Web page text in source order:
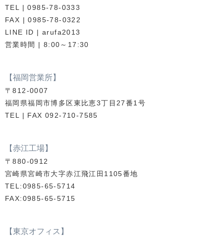
TEL | 0985-78-0333
FAX | 0985-78-0322
LINE ID | arufa2013
営業時間 | 8:00～17:30
【福岡営業所】
〒812-0007
福岡県福岡市博多区東比恵3丁目27番1号
TEL | FAX 092-710-7585
【赤江工場】
〒880-0912
宮崎県宮崎市大字赤江飛江田1105番地
TEL:0985-65-5714
FAX:0985-65-5715
【東京オフィス】